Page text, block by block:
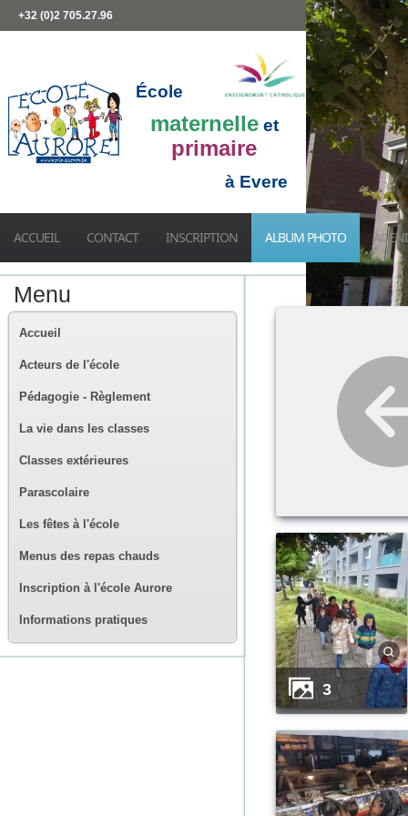
+32 (0)2 705.27.96
École
maternelle et
primaire
à Evere
ACCUEIL CONTACT INSCRIPTION ALBUM PHOTO
Menu
Accueil
Acteurs de l'école
Pédagogie - Règlement
La vie dans les classes
Classes extérieures
Parascolaire
Les fêtes à l'école
Menus des repas chauds
Inscription à l'école Aurore
Informations pratiques
3